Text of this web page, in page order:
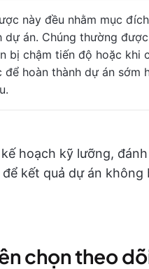
này đều nhằm mục
dự án. Chúng thường
bị chậm tiến độ hoặc khi
để hoàn thành dự án sớm
hoạch kỹ lưỡng,
kết quả dự án không
chọn theo